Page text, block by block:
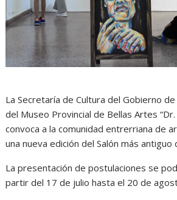
La Secretaría de Cultura del Gobierno
del Museo Provincial de Bellas Artes
convoca a la comunidad entrerriana de
una nueva edición del Salón más antiguo
La presentación de postulaciones se
partir del 17 de julio hasta el 20 de